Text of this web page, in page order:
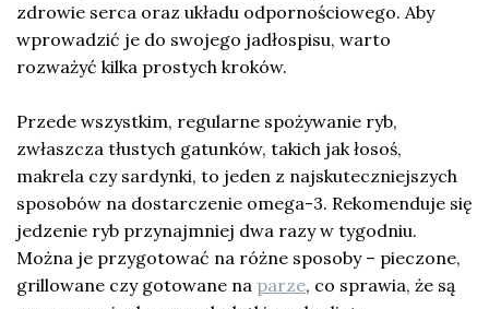
zdrowie serca oraz układu odpornościowego. Aby
wprowadzić je do swojego jadłospisu, warto
rozważyć kilka prostych kroków.
Przede wszystkim, regularne spożywanie ryb,
zwłaszcza tłustych gatunków, takich jak łosoś,
makrela czy sardynki, to jeden z najskuteczniejszych
sposobów na dostarczenie omega-3. Rekomenduje się
jedzenie ryb przynajmniej dwa razy w tygodniu.
Można je przygotować na różne sposoby – pieczone,
grillowane czy gotowane na parze, co sprawia, że są